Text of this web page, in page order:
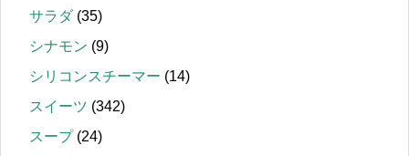
サラダ(35)
シナモン (9)
シリコンスチーマー (14)
スイーツ (342)
スープ(24)